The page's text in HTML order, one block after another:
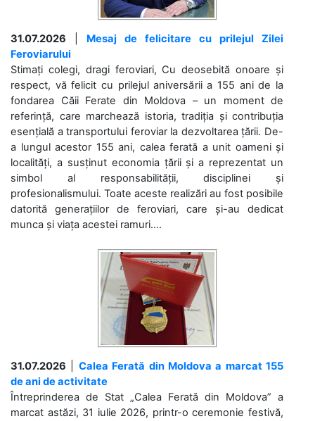
31.07.2026
Mesaj de felicitare cu prilejul Zilei
Feroviarului
Stimați colegi, dragi feroviari, Cu deosebită onoare și
respect, vă felicit cu prilejul aniversării a 155 ani de la
fondarea Căii Ferate din Moldova – un moment de
referință, care marchează istoria, tradiția și contribuția
esențială a transportului feroviar la dezvoltarea țării. De-
a lungul acestor 155 ani, calea ferată a unit oameni și
localități, a susținut economia țării și a reprezentat un
simbol al responsabilității, disciplinei și
profesionalismului. Toate aceste realizări au fost posibile
datorită generațiilor de feroviari, care și-au dedicat
munca și viața acestei ramuri....
31.07.2026
Calea Ferată din Moldova a marcat 155
de ani de activitate
Întreprinderea de Stat „Calea Ferată din Moldova” a
marcat astăzi, 31 iulie 2026, printr-o ceremonie festivă,